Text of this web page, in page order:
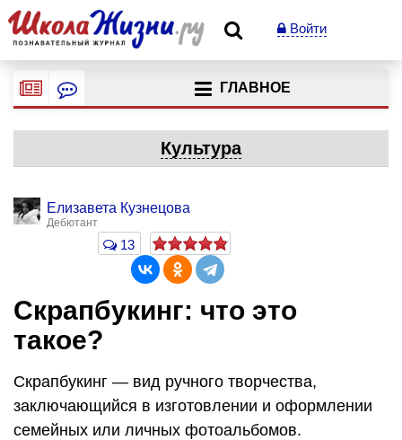
Войти
ГЛАВНОЕ
Культура
Елизавета Кузнецова
Дебютант
13
Скрапбукинг: что это
такое?
Скрапбукинг — вид ручного творчества,
заключающийся в изготовлении и оформлении
семейных или личных фотоальбомов.